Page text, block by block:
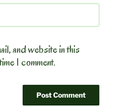
and website in this
I comment.